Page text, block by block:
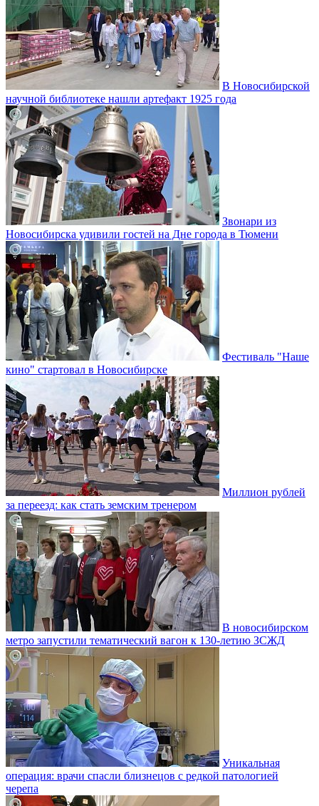
В Новосибирской
научной библиотеке нашли артефакт 1925 года
Звонари из
Новосибирска удивили гостей на Дне города в Тюмени
Фестиваль "Наше
кино" стартовал в Новосибирске
Миллион рублей
за переезд: как стать земским тренером
В новосибирском
метро запустили тематический вагон к 130-летию ЗСЖД
Уникальная
операция: врачи спасли близнецов с редкой патологией
черепа